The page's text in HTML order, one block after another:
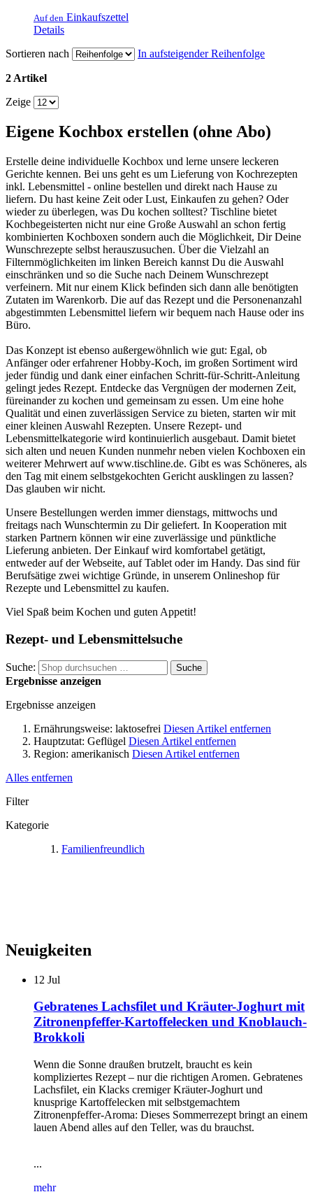
Auf den Einkaufszettel
Details
Sortieren nach
In aufsteigender Reihenfolge
2 Artikel
Zeige
Eigene Kochbox erstellen (ohne Abo)
Erstelle deine individuelle Kochbox und lerne unsere leckeren
Gerichte kennen. Bei uns geht es um Lieferung von Kochrezepten
inkl. Lebensmittel - online bestellen und direkt nach Hause zu
liefern. Du hast keine Zeit oder Lust, Einkaufen zu gehen? Oder
wieder zu überlegen, was Du kochen solltest? Tischline bietet
Kochbegeisterten nicht nur eine Große Auswahl an schon fertig
kombinierten Kochboxen sondern auch die Möglichkeit, Dir Deine
Wunschrezepte selbst herauszusuchen. Über die Vielzahl an
Filternmöglichkeiten im linken Bereich kannst Du die Auswahl
einschränken und so die Suche nach Deinem Wunschrezept
verfeinern. Mit nur einem Klick befinden sich dann alle benötigten
Zutaten im Warenkorb. Die auf das Rezept und die Personenanzahl
abgestimmten Lebensmittel liefern wir bequem nach Hause oder ins
Büro.
Das Konzept ist ebenso außergewöhnlich wie gut: Egal, ob
Anfänger oder erfahrener Hobby-Koch, im großen Sortiment wird
jeder fündig und dank einer einfachen Schritt-für-Schritt-Anleitung
gelingt jedes Rezept. Entdecke das Vergnügen der modernen Zeit,
füreinander zu kochen und gemeinsam zu essen. Um eine hohe
Qualität und einen zuverlässigen Service zu bieten, starten wir mit
einer kleinen Auswahl Rezepten. Unsere Rezept- und
Lebensmittelkategorie wird kontinuierlich ausgebaut. Damit bietet
sich alten und neuen Kunden nunmehr neben vielen Kochboxen ein
weiterer Mehrwert auf www.tischline.de. Gibt es was Schöneres, als
den Tag mit einem selbstgekochten Gericht ausklingen zu lassen?
Das glauben wir nicht.
Unsere Bestellungen werden immer dienstags, mittwochs und
freitags nach Wunschtermin zu Dir geliefert. In Kooperation mit
starken Partnern können wir eine zuverlässige und pünktliche
Lieferung anbieten. Der Einkauf wird komfortabel getätigt,
entweder auf der Webseite, auf Tablet oder im Handy. Das sind für
Berufsätige zwei wichtige Gründe, in unserem Onlineshop für
Rezepte und Lebensmittel zu kaufen.
Viel Spaß beim Kochen und guten Appetit!
Rezept- und Lebensmittelsuche
Suche: Suche
Ergebnisse anzeigen
Ergebnisse anzeigen
Ernährungsweise: laktosefrei Diesen Artikel entfernen
Hauptzutat: Geflügel Diesen Artikel entfernen
Region: amerikanisch Diesen Artikel entfernen
Alles entfernen
Filter
Kategorie
Familienfreundlich
Neuigkeiten
12 Jul
Gebratenes Lachsfilet und Kräuter-Joghurt mit
Zitronenpfeffer-Kartoffelecken und Knoblauch-
Brokkoli
Wenn die Sonne draußen brutzelt, braucht es kein
kompliziertes Rezept – nur die richtigen Aromen. Gebratenes
Lachsfilet, ein Klacks cremiger Kräuter-Joghurt und
knusprige Kartoffelecken mit selbstgemachtem
Zitronenpfeffer-Aroma: Dieses Sommerrezept bringt an einem
lauen Abend alles auf den Teller, was du brauchst.
...
mehr